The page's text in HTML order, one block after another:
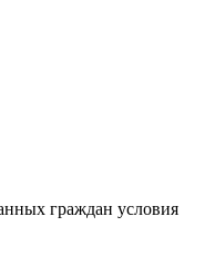
граждан условия